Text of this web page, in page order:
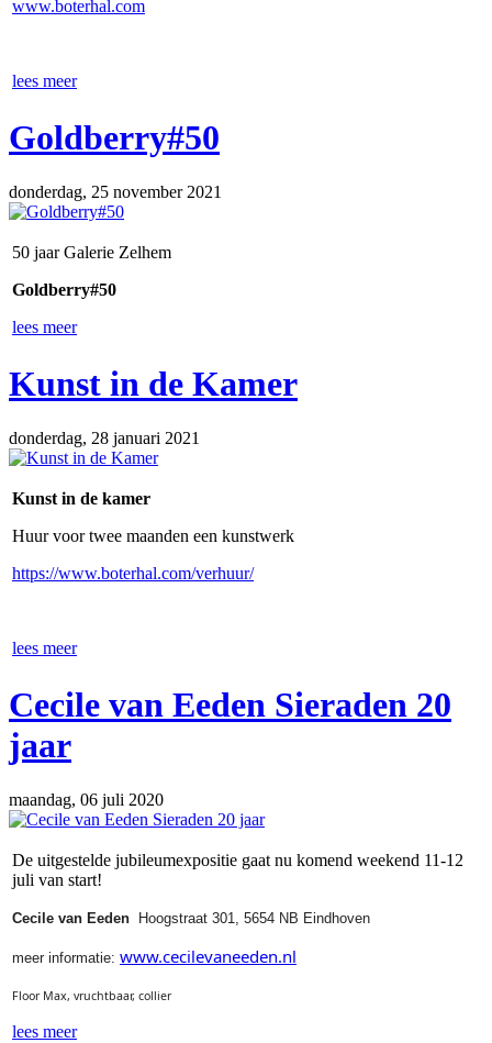
www.boterhal.com
lees meer
Goldberry#50
donderdag, 25 november 2021
50 jaar Galerie Zelhem
Goldberry#50
lees meer
Kunst in de Kamer
donderdag, 28 januari 2021
Kunst in de kamer
Huur voor twee maanden een kunstwerk
https://www.boterhal.com/verhuur/
lees meer
Cecile van Eeden Sieraden 20
jaar
maandag, 06 juli 2020
De uitgestelde jubileumexpositie gaat nu komend weekend 11-12
juli van start!
Cecile van Eeden Hoogstraat 301, 5654 NB Eindhoven
meer informatie: www.cecilevaneeden.nl
Floor Max, vruchtbaar, collier
lees meer